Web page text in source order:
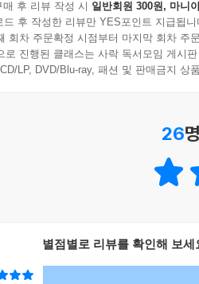
후 리뷰 작성 시 일반회원 300원, 마니
드 후 작성한 리뷰만 YES포인트 지급됩니
회차 주문확정 시점부터 마지막 회차 주
로 진행된 클래스는 사락 독서모임 게시
LP, DVD/Blu-ray, 패션 및 판매금지 상
26
별점별로 리뷰를 확인해 보세